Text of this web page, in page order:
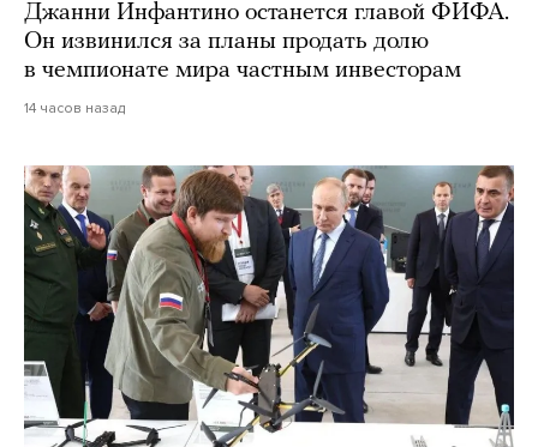
Джанни Инфантино останется главой ФИФА.
Он извинился за планы продать долю
в чемпионате мира частным инвесторам
14 часов назад